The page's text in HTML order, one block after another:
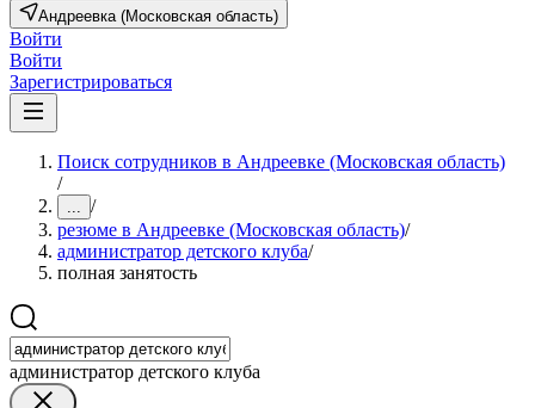
Андреевка (Московская область)
Войти
Войти
Зарегистрироваться
Поиск сотрудников в Андреевке (Московская область)
/
... /
резюме в Андреевке (Московская область)/
администратор детского клуба/
полная занятость
администратор детского клуба